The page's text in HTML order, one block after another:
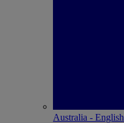
Australia - English